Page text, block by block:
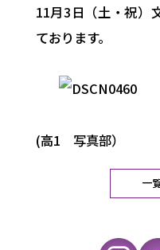
11月3日（土・祝）
ております。
(高1 写真部）
一